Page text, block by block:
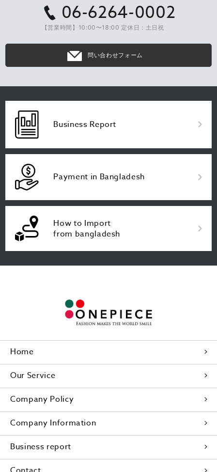
06-6264-0002
【営業時間】10:00〜18:00 定休日：土日祝
問い合わせフォーム
Business Report
Payment in Bangladesh
How to Import
from bangladesh
Home
Our Service
Company Policy
Company Information
Business report